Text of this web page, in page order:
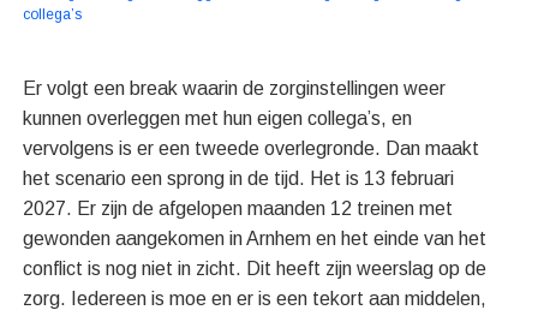
collega’s
Er volgt een break waarin de zorginstellingen weer
kunnen overleggen met hun eigen collega’s, en
vervolgens is er een tweede overlegronde. Dan maakt
het scenario een sprong in de tijd. Het is 13 februari
2027. Er zijn de afgelopen maanden 12 treinen met
gewonden aangekomen in Arnhem en het einde van het
conflict is nog niet in zicht. Dit heeft zijn weerslag op de
zorg. Iedereen is moe en er is een tekort aan middelen,